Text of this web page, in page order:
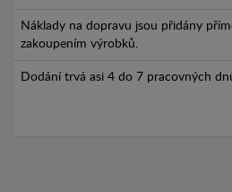
Náklady na dopravu jsou přidány
zakoupením výrobků.
Dodání trvá asi 4 do 7 pracovných